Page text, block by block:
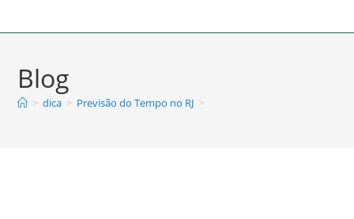
Blog
> dica > Previsão do Tempo no RJ >